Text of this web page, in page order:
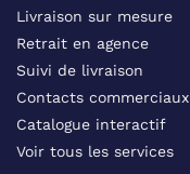
Livraison sur mesure
Retrait en agence
Suivi de livraison
Contacts commerciaux
Catalogue interactif
Voir tous les services